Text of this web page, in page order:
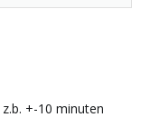
+-10 minuten